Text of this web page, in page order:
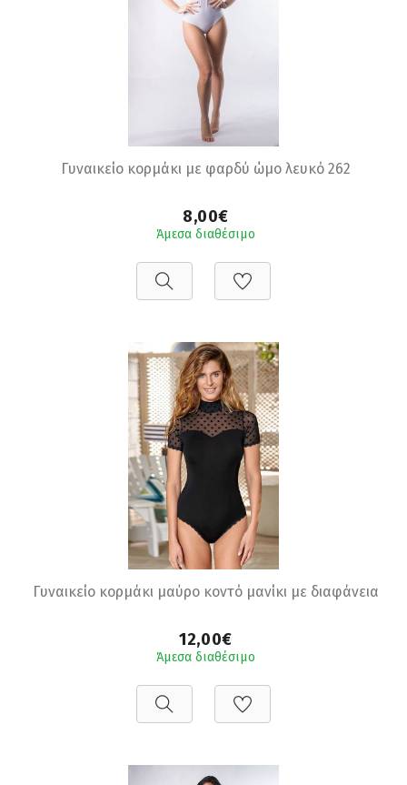
Γυναικείο κορμάκι με φαρδύ ώμο λευκό 262
8,00€
Άμεσα διαθέσιμο
Γυναικείο κορμάκι μαύρο κοντό μανίκι με διαφάνεια
12,00€
Άμεσα διαθέσιμο